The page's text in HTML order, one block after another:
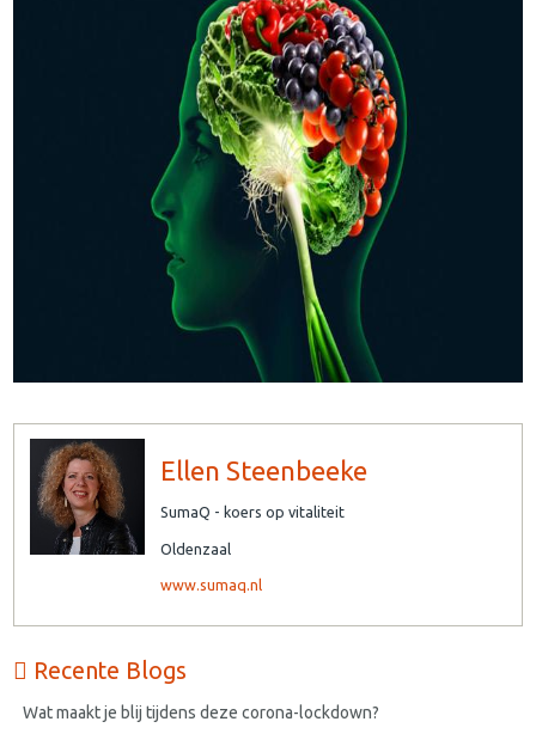
Ellen Steenbeeke
SumaQ - koers op vitaliteit
Oldenzaal
www.sumaq.nl
Recente Blogs
Wat maakt je blij tijdens deze corona-lockdown?